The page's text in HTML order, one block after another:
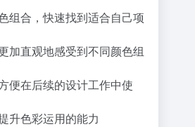
组合，快速找到适合自己项
加直观地感受到不同颜色组
便在后续的设计工作中使
升色彩运用的能力